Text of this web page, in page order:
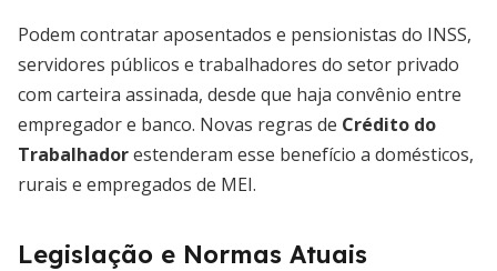
Podem contratar aposentados e pensionistas do INSS,
servidores públicos e trabalhadores do setor privado
com carteira assinada, desde que haja convênio entre
empregador e banco. Novas regras de Crédito do
Trabalhadorestenderam esse benefício a domésticos,
rurais e empregados de MEI.
Legislação e Normas Atuais